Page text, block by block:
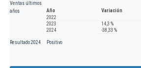
Ventas últimos
años
Año
Variación
2022
2023
14,3 %
2024
-38,33 %
Resultado 2024 Positivo